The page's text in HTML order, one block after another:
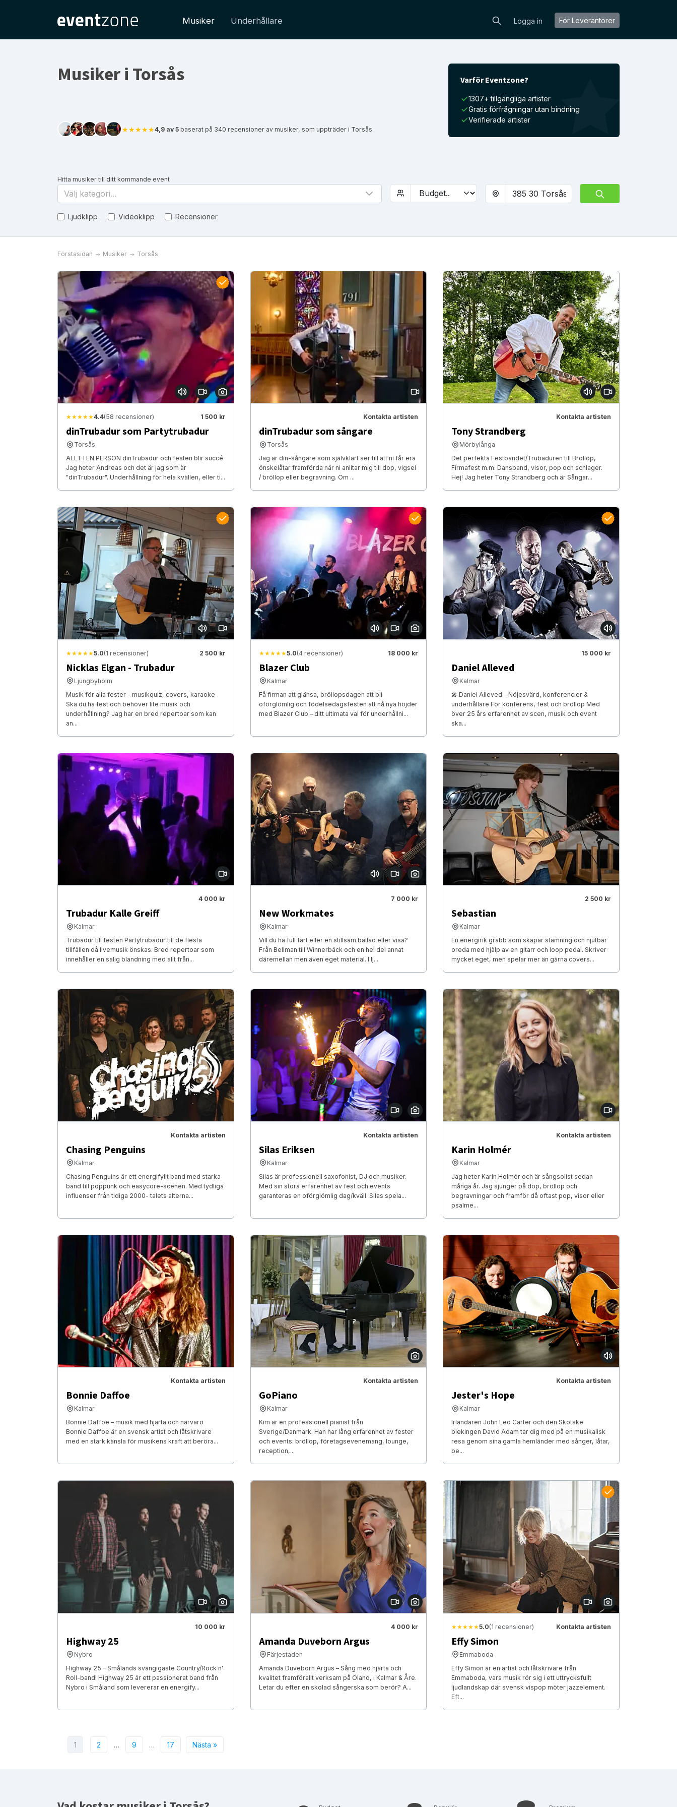
Musiker Underhållare Logga in För Leverantörer
Musiker i Torsås
★★★★★4,9 av 5 baserat på 340 recensioner av musiker, som uppträder i Torsås
Varför Eventzone?
1307+ tillgängliga artister
Gratis förfrågningar utan bindning
Verifierade artister
Hitta musiker till ditt kommande event
Välj kategori...
Ljudklipp Videoklipp Recensioner
Förstasidan Musiker Torsås
★★★★★4.4(58 recensioner) 1 500 kr
dinTrubadur som Partytrubadur
Torsås
ALLT I EN PERSON dinTrubadur och festen blir succé
Jag heter Andreas och det är jag som är
"dinTrubadur". Underhållning för hela kvällen, eller ti...
Kontakta artisten
dinTrubadur som sångare
Torsås
Jag är din-sångare som självklart ser till att ni får era
önskelåtar framförda när ni anlitar mig till dop, vigsel
/ bröllop eller begravning. Om ...
Kontakta artisten
Tony Strandberg
Mörbylånga
Det perfekta Festbandet/Trubaduren till Bröllop,
Firmafest m.m. Dansband, visor, pop och schlager.
Hej! Jag heter Tony Strandberg och är Sångar...
★★★★★5.0(1 recensioner) 2 500 kr
Nicklas Elgan - Trubadur
Ljungbyholm
Musik för alla fester - musikquiz, covers, karaoke
Ska du ha fest och behöver lite musik och
underhållning? Jag har en bred repertoar som kan
an...
★★★★★5.0(4 recensioner) 18 000 kr
Blazer Club
Kalmar
Få firman att glänsa, bröllopsdagen att bli
oförglömlig och födelsedagsfesten att nå nya höjder
med Blazer Club – ditt ultimata val för underhållni...
15 000 kr
Daniel Alleved
Kalmar
🎤 Daniel Alleved – Nöjesvärd, konferencier &
underhållare För konferens, fest och bröllop Med
över 25 års erfarenhet av scen, musik och event
ska...
4 000 kr
Trubadur Kalle Greiff
Kalmar
Trubadur till festen Partytrubadur till de flesta
tillfällen då livemusik önskas. Bred repertoar som
innehåller en salig blandning med allt från...
7 000 kr
New Workmates
Kalmar
Vill du ha full fart eller en stillsam ballad eller visa?
Från Bellman till Winnerbäck och en hel del annat
däremellan men även eget material. I lj...
2 500 kr
Sebastian
Kalmar
En energirik grabb som skapar stämning och njutbar
oreda med hjälp av en gitarr och loop pedal. Skriver
mycket eget, men spelar mer än gärna covers...
Kontakta artisten
Chasing Penguins
Kalmar
Chasing Penguins är ett energifyllt band med starka
band till poppunk och easycore-scenen. Med tydliga
influenser från tidiga 2000- talets alterna...
Kontakta artisten
Silas Eriksen
Kalmar
Silas är professionell saxofonist, DJ och musiker.
Med sin stora erfarenhet av fest och events
garanteras en oförglömlig dag/kväll. Silas spela...
Kontakta artisten
Karin Holmér
Kalmar
Jag heter Karin Holmér och är sångsolist sedan
många år. Jag sjunger på dop, bröllop och
begravningar och framför då oftast pop, visor eller
psalme...
Kontakta artisten
Bonnie Daffoe
Kalmar
Bonnie Daffoe – musik med hjärta och närvaro
Bonnie Daffoe är en svensk artist och låtskrivare
med en stark känsla för musikens kraft att beröra...
Kontakta artisten
GoPiano
Kalmar
Kim är en professionell pianist från
Sverige/Danmark. Han har lång erfarenhet av fester
och events: bröllop, företagsevenemang, lounge,
reception,...
Kontakta artisten
Jester's Hope
Kalmar
Irländaren John Leo Carter och den Skotske
blekingen David Adam tar dig med på en musikalisk
resa genom sina gamla hemländer med sånger, låtar,
be...
10 000 kr
Highway 25
Nybro
Highway 25 – Smålands svängigaste Country/Rock n'
Roll-band! Highway 25 är ett passionerat band från
Nybro i Småland som levererar en energify...
4 000 kr
Amanda Duveborn Argus
Färjestaden
Amanda Duveborn Argus – Sång med hjärta och
kvalitet framförallt verksam på Öland, i Kalmar & Åre.
Letar du efter en skolad sångerska som berör? A...
★★★★★5.0(1 recensioner) Kontakta artisten
Effy Simon
Emmaboda
Effy Simon är en artist och låtskrivare från
Emmaboda, vars musik rör sig i ett uttrycksfullt
ljudlandskap där svensk vispop möter jazzelement.
Eft...
1 2 … 9 … 17 Nästa »